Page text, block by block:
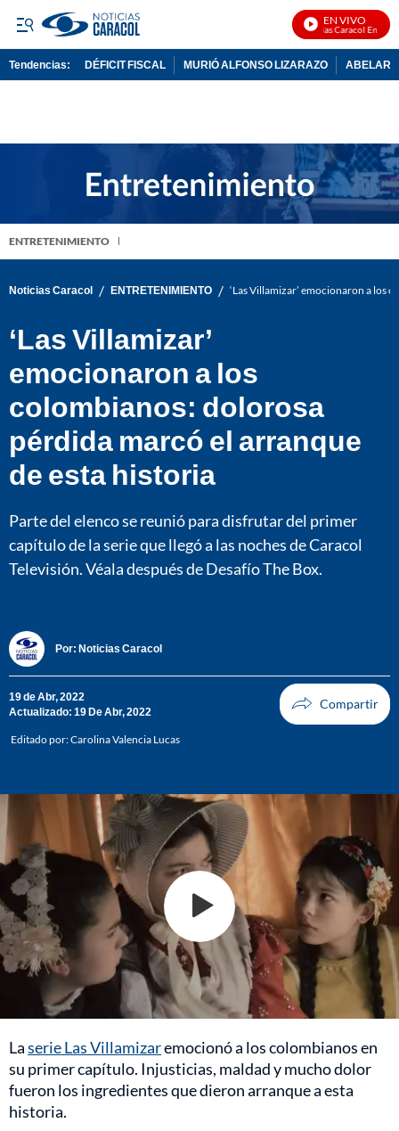
EN VIVO
Noticias Caracol En Vivo
Tendencias: DÉFICIT FISCAL MURIÓ ALFONSO LIZARAZO
ENTRETENIMIENTO
Noticias Caracol / ENTRETENIMIENTO / ‘Las Villamizar’ emocionaron a los
‘Las Villamizar’
emocionaron a los
colombianos: dolorosa
pérdida marcó el arranque
de esta historia
Parte del elenco se reunió para disfrutar del primer
capítulo de la serie que llegó a las noches de Caracol
Televisión. Véala después de Desafío The Box.
Por: Noticias Caracol
19 de Abr, 2022
Actualizado: 19 De Abr, 2022
Editado por:Carolina Valencia Lucas
Laserie Las Villamizaremocionó a los colombianos en
su primer capítulo. Injusticias, maldad y mucho dolor
fueron los ingredientes que dieron arranque a esta
historia.